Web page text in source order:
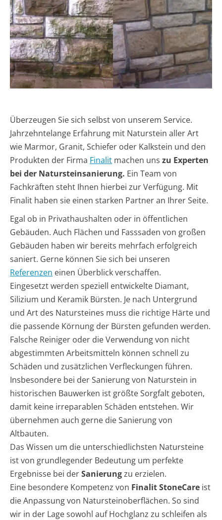
Überzeugen Sie sich selbst von unserem Service.
Jahrzehntelange Erfahrung mit Naturstein aller Art
wie Marmor, Granit, Schiefer oder Kalkstein und den
Produkten der Firma Finalit machen uns zu Experten
bei der Natursteinsanierung. Ein Team von
Fachkräften steht Ihnen hierbei zur Verfügung. Mit
Finalit haben sie einen starken Partner an Ihrer Seite.
Egal ob in Privathaushalten oder in öffentlichen
Gebäuden. Auch Flächen und Fasssaden von großen
Gebäuden haben wir bereits mehrfach erfolgreich
saniert. Gerne können Sie sich bei unseren
Referenzen einen Überblick verschaffen.
Eingesetzt werden speziell entwickelte Diamant,
Silizium und Keramik Bürsten. Je nach Untergrund
und Art des Natursteines muss die richtige Härte und
die passende Körnung der Bürsten gefunden werden.
Falsche Reiniger oder die Verwendung von nicht
abgestimmten Arbeitsmitteln können schnell zu
Schäden und zusätzlichen Verfleckungen führen.
Insbesondere bei der Sanierung von Naturstein in
historischen Bauwerken ist größte Sorgfalt geboten,
damit keine irreparablen Schäden entstehen. Wir
übernehmen auch gerne die Sanierung von
Altbauten.
Das Wissen um die unterschiedlichsten Natursteine
ist von grundlegender Bedeutung um perfekte
Ergebnisse bei derSanierungzu erzielen.
Eine besondere Kompetenz von Finalit StoneCare ist
die Anpassung von Natursteinoberflächen. So sind
wir in der Lage sowohl auf Hochglanz zu schleifen als